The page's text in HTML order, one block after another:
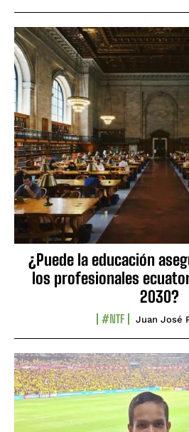
¿Puede la educación
los profesionales
2030?
#NTF Juan José